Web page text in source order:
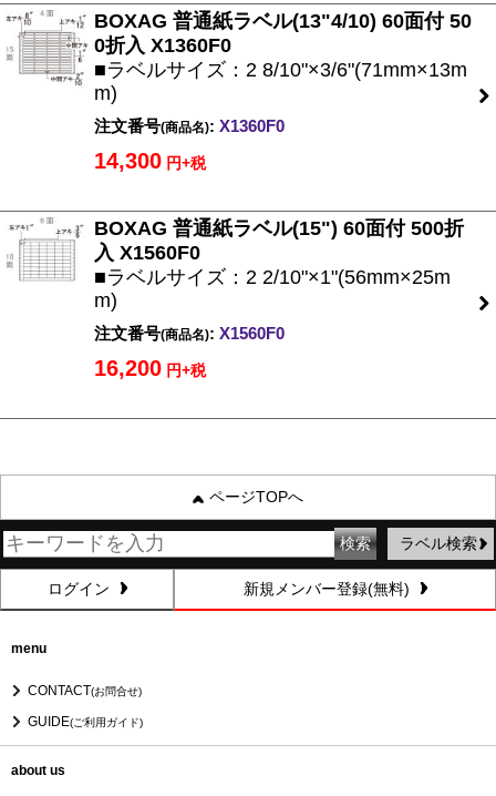
BOXAG 普通紙ラベル(13"4/10) 60面付 50
0折入 X1360F0
■ラベルサイズ：2 8/10"×3/6"(71mm×13m
m)
注文番号(商品名): X1360F0
14,300 円+税
BOXAG 普通紙ラベル(15") 60面付 500折
入 X1560F0
■ラベルサイズ：2 2/10"×1"(56mm×25m
m)
注文番号(商品名): X1560F0
16,200 円+税
ページTOPへ
ラベル検索
ログイン 新規メンバー登録(無料)
menu
CONTACT(お問合せ)
GUIDE(ご利用ガイド)
about us